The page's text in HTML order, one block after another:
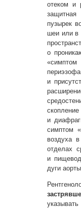
отеком и
защитная
пузырек
шеи или в
о
и
и
симптом
воздуха
отделах
и
дуги